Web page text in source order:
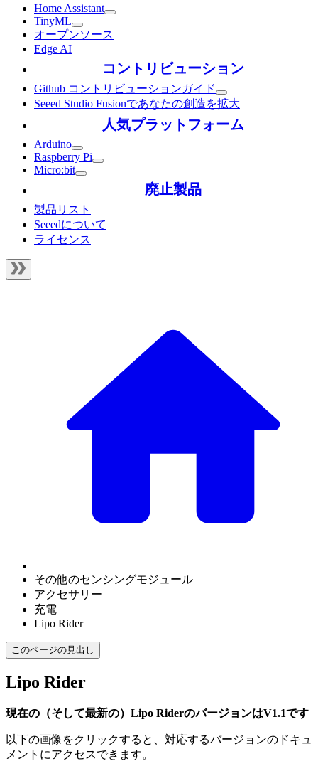
Home Assistant
TinyML
オープンソース
Edge AI
コントリビューション
Github コントリビューションガイド
Seeed Studio Fusionであなたの創造を拡大
人気プラットフォーム
Arduino
Raspberry Pi
Micro:bit
廃止製品
製品リスト
Seeedについて
ライセンス
その他のセンシングモジュール
アクセサリー
充電
Lipo Rider
このページの見出し
Lipo Rider
現在の（そして最新の）Lipo RiderのバージョンはV1.1です
以下の画像をクリックすると、対応するバージョンのドキュ
メントにアクセスできます。